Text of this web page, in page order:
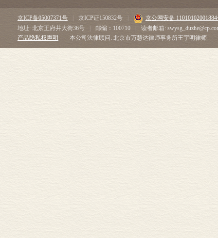
京ICP备05007371号 京ICP证150832号
京公网安备
地址: 北京王府井大街36号
邮编：100710
读者邮箱:
产品隐私权声明
本公司法律顾问: 北京市万慧达律师事务所王宇明律师